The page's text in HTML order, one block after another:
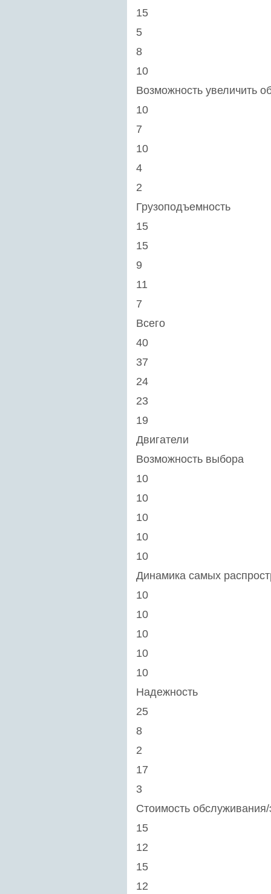
15
5
8
10
Возможность увеличить
10
7
10
4
2
Грузоподъемность
15
15
9
11
7
Всего
40
37
24
23
19
Двигатели
Возможность выбора
10
10
10
10
10
Динамика самых
10
10
10
10
10
Надежность
25
8
2
17
3
Стоимость обслуживания/
15
12
15
12